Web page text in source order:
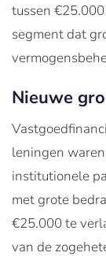
tussen
segment dat
Nieuwe
leningen
institutionele
met grote
€25.000 te
van de